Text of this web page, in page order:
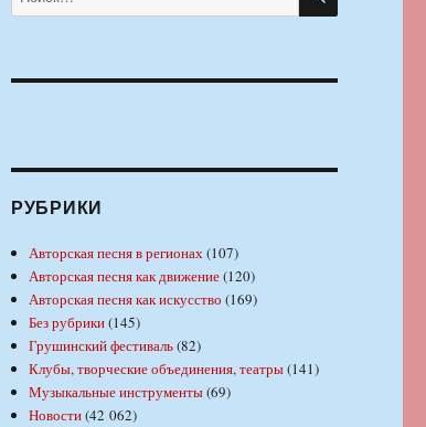
РУБРИКИ
Авторская песня в регионах(107)
Авторская песня как движение(120)
Авторская песня как искусство (169)
Без рубрики(145)
Грушинский фестиваль(82)
Клубы, творческие объединения, театры(141)
Музыкальные инструменты(69)
Новости(42 062)